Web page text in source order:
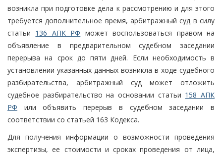
возникла при подготовке дела к рассмотрению и для этого
требуется дополнительное время, арбитражный суд в силу
статьи 136 АПК РФ может воспользоваться правом на
объявление в предварительном судебном заседании
перерыва на срок до пяти дней. Если необходимость в
установлении указанных данных возникла в ходе судебного
разбирательства, арбитражный суд может отложить
судебное разбирательство на основании статьи 158 АПК
РФ или объявить перерыв в судебном заседании в
соответствии со статьей 163 Кодекса.
Для получения информации о возможности проведения
экспертизы, ее стоимости и сроках проведения от лица,